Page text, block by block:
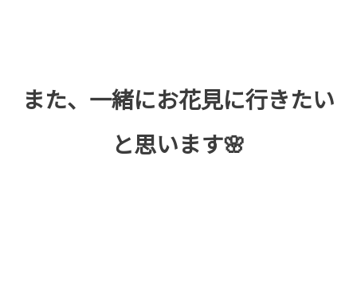
また、一緒にお花見に行きたい
と思います🌸